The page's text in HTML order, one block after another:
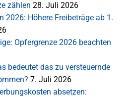
zählen 28. Juli 2026
2026: Höhere Freibeträge ab 1.
Opfergrenze 2026 beachten
bedeutet das zu versteuernde
7. Juli 2026
absetzen: